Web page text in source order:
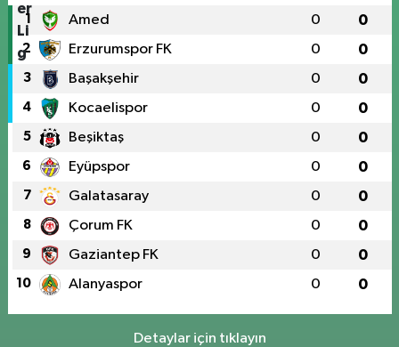
1 Amed 0 0
2 Erzurumspor FK 0 0
3 Başakşehir 0 0
4 Kocaelispor 0 0
5 Beşiktaş 0 0
6 Eyüpspor 0 0
7 Galatasaray 0 0
8 Çorum FK 0 0
9 Gaziantep FK 0 0
10 Alanyaspor 0 0
Detaylar için tıklayın